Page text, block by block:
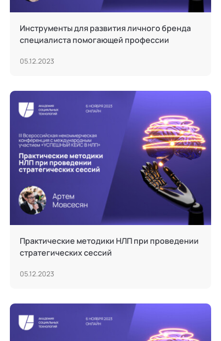
Инструменты для развития личного бренда
специалиста помогающей профессии
05.12.2023
Практические методики НЛП при проведении
стратегических сессий
05.12.2023